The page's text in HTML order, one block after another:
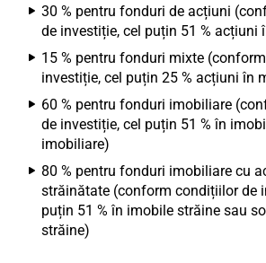
30 % pentru fonduri de acțiuni
de investiție, cel puțin 51 % acțiuni
15 % pentru fonduri mixte
investiție, cel puțin 25 % acțiuni în
60 % pentru fonduri imobiliare
de investiție, cel puțin 51 % în
imobiliare)
80 % pentru fonduri imobiliare cu
străinătate (conform condițiilor de
puțin 51 % în imobile străine sau
străine)